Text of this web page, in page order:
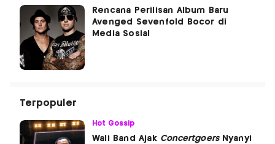
Rencana Perilisan Album Baru
Avenged Sevenfold Bocor di
Media Sosial
Terpopuler
Hot Gossip
Wali Band Ajak ConcertgoersNyanyi